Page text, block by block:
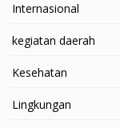
Internasional
kegiatan daerah
Kesehatan
Lingkungan